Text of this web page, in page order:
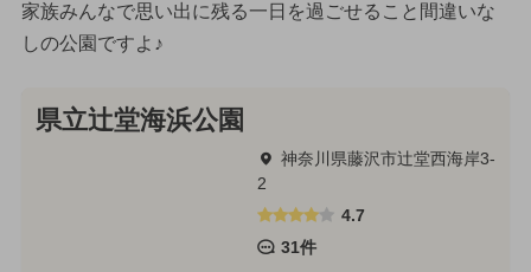
家族みんなで思い出に残る一日を過ごせること間違いな
しの公園ですよ♪
県立辻堂海浜公園
神奈川県藤沢市辻堂西海岸3-
2
4.7
31件